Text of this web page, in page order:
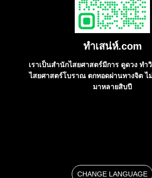
ทําเสน่ห์.com
เราเป็นสำนักไสยศาสตร์มีการ ดูดวง ทำ
ไสยศาสตร์โบราณ ตกทอดผ่านทางจิต ไ
มาหลายสิบปี
CHANGE LANGUAGE